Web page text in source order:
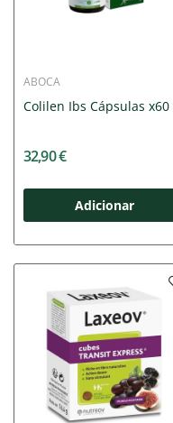
ABOCA
Colilen Ibs Cápsulas x60
32,90 €
Adicionar